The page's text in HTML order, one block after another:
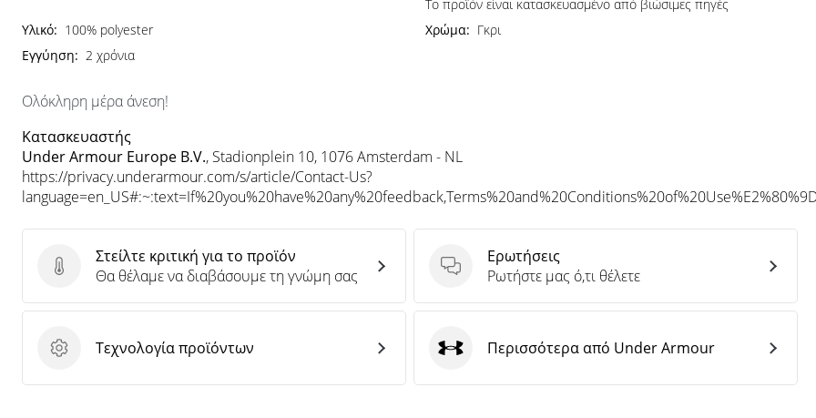
Το προϊόν είναι κατασκευασμένο από βιώσιμες πηγές
Υλικό: 100% polyester Χρώμα: Γκρι
Εγγύηση: 2 χρόνια
Ολόκληρη μέρα άνεση!
Κατασκευαστής
Under Armour Europe B.V., Stadionplein 10, 1076 Amsterdam - NL
https://privacy.underarmour.com/s/article/Contact-Us?
Στείλτε κριτική για το προϊόν
Στείλτε κριτική για το προϊόν
Θα θέλαμε να διαβάσουμε τη γνώμη σας
Ερωτήσεις
Ερωτήσεις
Ρωτήστε μας ό,τι θέλετε
Τεχνολογία προϊόντων
Τεχνολογία προϊόντων Under Armour
Περισσότερα από Under Armour